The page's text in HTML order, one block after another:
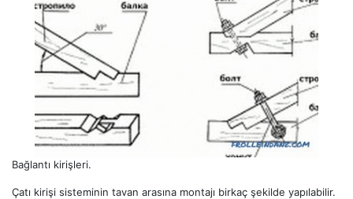
Bağlantı kirişleri.
Çatı kirişi sisteminin tavan arasına montajı birkaç şekilde yapılabilir.